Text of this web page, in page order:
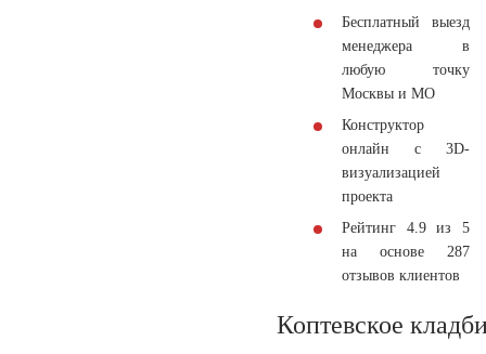
Бесплатный выезд
менеджера в
любую точку
Москвы и МО
Конструктор
онлайн с 3D-
визуализацией
проекта
Рейтинг 4.9 из 5
на основе 287
отзывов клиентов
Коптевское